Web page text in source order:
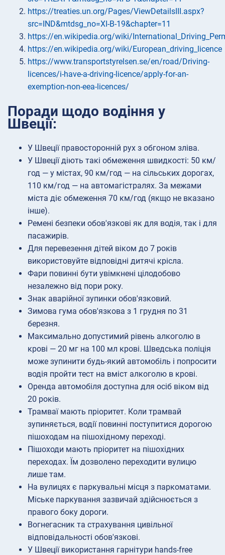
https://treaties.un.org/Pages/ViewDetailsIII.aspx?
src=IND&mtdsg_no=XI-B-19&chapter=11
https://en.wikipedia.org/wiki/
https://en.wikipedia.org/wiki/European_driving_licence
https://www.transportstyrelsen.se/en/road/Driving-
licences/i-have-a-driving-licence/apply-for-an-
exemption-non-eea-licences/
Поради щодо водіння у
Швеції:
У Швеції правосторонній рух з обгоном зліва.
У Швеції діють такі обмеження швидкості: 50 км/
год — у містах, 90 км/год — на сільських дорогах,
110 км/год — на автомагістралях. За межами
міста діє обмеження 70 км/год (якщо не вказано
інше).
Ремені безпеки обов'язкові як для водія, так і для
пасажирів.
Для перевезення дітей віком до 7 років
використовуйте відповідні дитячі крісла.
Фари повинні бути увімкнені цілодобово
незалежно від пори року.
Знак аварійної зупинки обов'язковий.
Зимова гума обов'язкова з 1 грудня по 31
березня.
Максимально допустимий рівень алкоголю в
крові — 20 мг на 100 мл крові. Шведська поліція
може зупинити будь-який автомобіль і попросити
водія пройти тест на вміст алкоголю в крові.
Оренда автомобіля доступна для осіб віком від
20 років.
Трамваї мають пріоритет. Коли трамвай
зупиняється, водії повинні поступитися дорогою
пішоходам на пішохідному переході.
Пішоходи мають пріоритет на пішохідних
переходах. Їм дозволено переходити вулицю
лише там.
На вулицях є паркувальні місця з паркоматами.
Міське паркування зазвичай здійснюється з
правого боку дороги.
Вогнегасник та страхування цивільної
відповідальності обов'язкові.
У Швеції використання гарнітури hands-free